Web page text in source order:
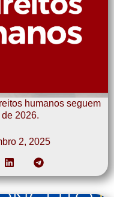
humanos seguem
2026.
2, 2025